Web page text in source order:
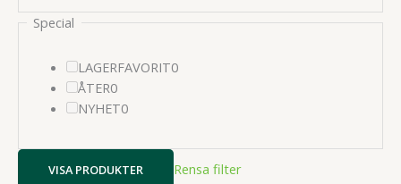
Special
LAGERFAVORIT00
ÅTER00
produkter
NYHET00
VISA PRODUKTER
Rensa filter